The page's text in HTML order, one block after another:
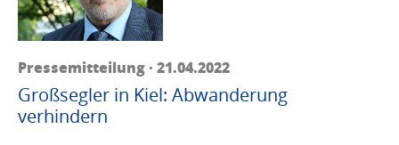
Pressemitteilung · 21.04.2022
Großsegler in Kiel: Abwanderung
verhindern